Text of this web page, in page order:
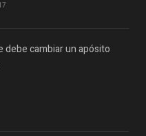
debe cambiar un apósito